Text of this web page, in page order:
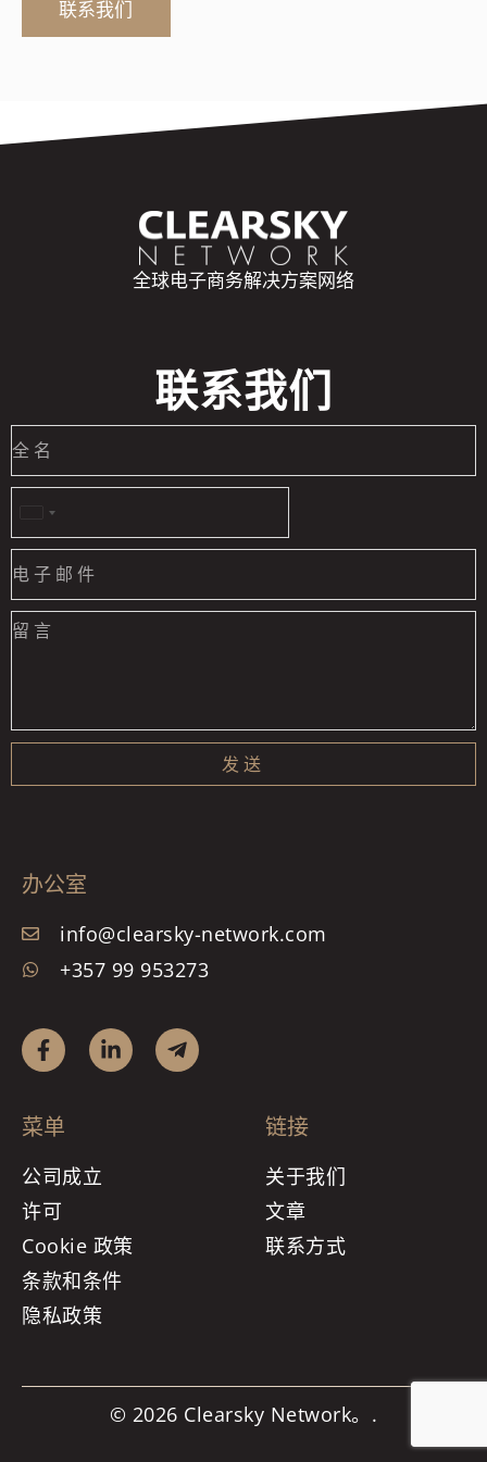
联系我们
全球电子商务解决方案网络
联系我们
United
States
+1
发送
办公室
info@clearsky-network.com
+357 99 953273
菜单
公司成立
许可
Cookie 政策
条款和条件
隐私政策
链接
关于我们
文章
联系方式
© 2026 Clearsky Network。.